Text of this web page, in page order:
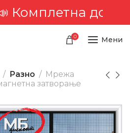
достава
0 Мени
Разно
Мрежа
затворање